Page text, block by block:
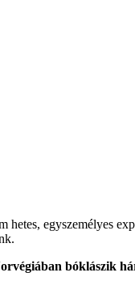
egyszemélyes
bóklászik